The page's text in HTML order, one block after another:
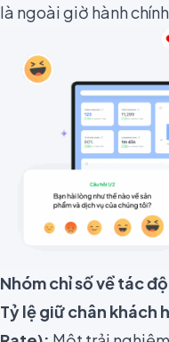
là ngoài giờ hành
Nhóm chỉ số về tác
Tỷ lệ giữ chân khách